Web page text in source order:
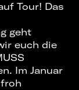
Tour! Das
geht
euch die
Im Januar